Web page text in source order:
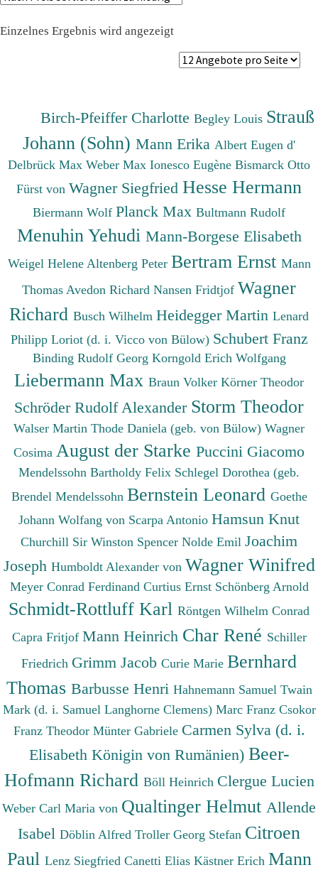
Einzelnes Ergebnis wird angezeigt
Birch-Pfeiffer CharlotteBegley Louis Strauß
Johann (Sohn) Mann Erika Albert Eugen d'
Delbrück Max Weber Max Ionesco Eugène Bismarck Otto
Fürst von Wagner Siegfried Hesse Hermann
Biermann Wolf Planck Max Bultmann Rudolf
Menuhin Yehudi Mann-Borgese Elisabeth
Weigel Helene Altenberg Peter Bertram Ernst Mann
Thomas Avedon Richard Nansen Fridtjof Wagner
Richard Busch Wilhelm Heidegger Martin Lenard
Philipp Loriot (d. i. Vicco von Bülow) Schubert Franz
Binding Rudolf Georg Korngold Erich Wolfgang
Liebermann Max Braun Volker Körner Theodor
Schröder Rudolf Alexander Storm Theodor
Walser Martin Thode Daniela (geb. von Bülow) Wagner
Cosima August der Starke Puccini Giacomo
Mendelssohn Bartholdy Felix Schlegel Dorothea (geb.
Brendel Mendelssohn Bernstein Leonard Goethe
Johann Wolfang von Scarpa Antonio Hamsun Knut
Churchill Sir Winston Spencer Nolde Emil Joachim
Joseph Humboldt Alexander von Wagner Winifred
Meyer Conrad Ferdinand Curtius Ernst Schönberg Arnold
Schmidt-Rottluff Karl Röntgen Wilhelm Conrad
Capra Fritjof Mann Heinrich Char René Schiller
Friedrich Grimm Jacob Curie Marie Bernhard
Thomas Barbusse Henri Hahnemann Samuel Twain
Mark (d. i. Samuel Langhorne Clemens) Marc Franz Csokor
Franz Theodor Münter Gabriele Carmen Sylva (d. i.
Elisabeth Königin von Rumänien) Beer-
Hofmann Richard Böll Heinrich Clergue Lucien
Weber Carl Maria von Qualtinger Helmut Allende
Isabel Döblin Alfred Troller Georg Stefan Citroen
Paul Lenz Siegfried Canetti Elias Kästner Erich Mann